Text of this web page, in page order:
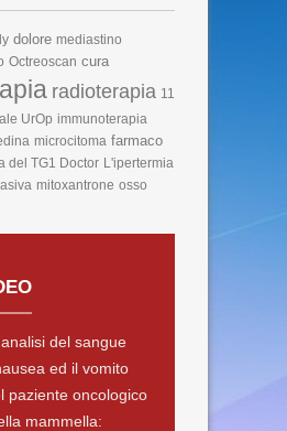
dolore mediastino
Octreoscan cura
radioterapia 11
UrOp immunoterapia
microcitoma farmaco
del TG1 Doctor L'ipertermia
mitoxantrone osso
del sangue
ed il vomito
paziente oncologico
mammella: